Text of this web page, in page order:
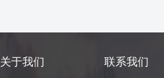
关于我们 联系我们